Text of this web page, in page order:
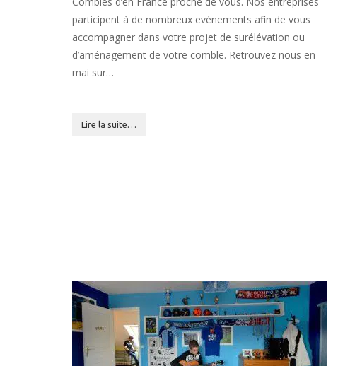
participent à de nombreux evénements afin de vous
accompagner dans votre projet de surélévation ou
d’aménagement de votre comble. Retrouvez nous en
mai sur…
Lire la suite…